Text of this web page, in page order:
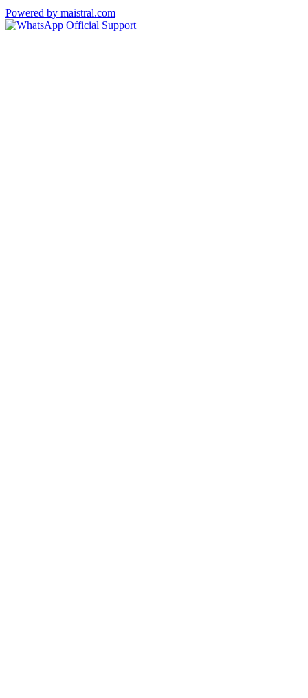
Powered by maistral.com